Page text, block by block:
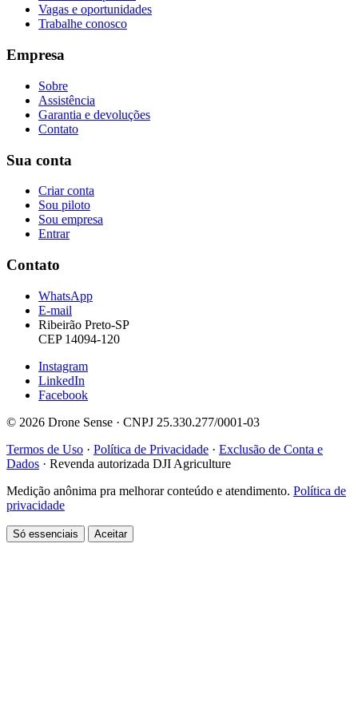
Vagas e oportunidades
Trabalhe conosco
Empresa
Sobre
Assistência
Garantia e devoluções
Contato
Sua conta
Criar conta
Sou piloto
Sou empresa
Entrar
Contato
WhatsApp
E-mail
Ribeirão Preto-SP
CEP 14094-120
Instagram
LinkedIn
Facebook
© 2026 Drone Sense · CNPJ 25.330.277/0001-03
Termos de Uso · Política de Privacidade · Exclusão de Conta e
Dados · Revenda autorizada DJI Agriculture
Medição anônima pra melhorar conteúdo e atendimento. Política de
privacidade
Só essenciais Aceitar